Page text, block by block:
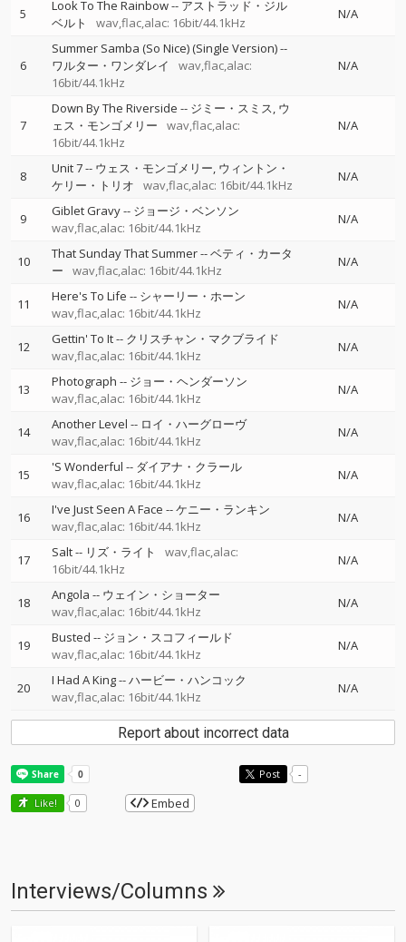
5 Look To The Rainbow-- アストラッド・ジル
ベルト
wav,flac,alac: 16bit/44.1kHz
N/A
6
Summer Samba (So Nice) (Single Version)--
ワルター・ワンダレイ
wav,flac,alac:
16bit/44.1kHz
N/A
7
Down By The Riverside -- ジミー・スミス ウ
ェス・モンゴメリー
wav,flac,alac:
16bit/44.1kHz
N/A
8 Unit 7-- ウェス・モンゴメリー ウィントン・
ケリー・トリオ
wav,flac,alac: 16bit/44.1kHz
N/A
9 Giblet Gravy-- ジョージ・ベンソン
wav,flac,alac: 16bit/44.1kHz
N/A
10 That Sunday That Summer--ベティ・カータ
ー
wav,flac,alac: 16bit/44.1kHz
N/A
11 Here's To Life -- シャーリー・ホーン
wav,flac,alac: 16bit/44.1kHz
N/A
12 Gettin' To It-- クリスチャン・マクブライド
wav,flac,alac: 16bit/44.1kHz
N/A
13 Photograph -- ジョー・ヘンダーソン
wav,flac,alac: 16bit/44.1kHz
N/A
14 Another Level -- ロイ・ハーグローヴ
wav,flac,alac: 16bit/44.1kHz
N/A
15 'S Wonderful -- ダイアナ・クラール
wav,flac,alac: 16bit/44.1kHz
N/A
16 I've Just Seen A Face --ケニー・ランキン
wav,flac,alac: 16bit/44.1kHz
N/A
17 Salt-- リズ・ライト
wav,flac,alac:
16bit/44.1kHz
N/A
18 Angola -- ウェイン・ショーター
wav,flac,alac: 16bit/44.1kHz
N/A
19 Busted -- ジョン・スコフィールド
wav,flac,alac: 16bit/44.1kHz
N/A
20 I Had A King--ハービー・ハンコック
wav,flac,alac: 16bit/44.1kHz
N/A
Report about incorrect data
Post -
Like! 0 Embed
Interviews/Columns